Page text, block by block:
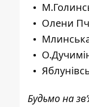
Олени
Будьмо на